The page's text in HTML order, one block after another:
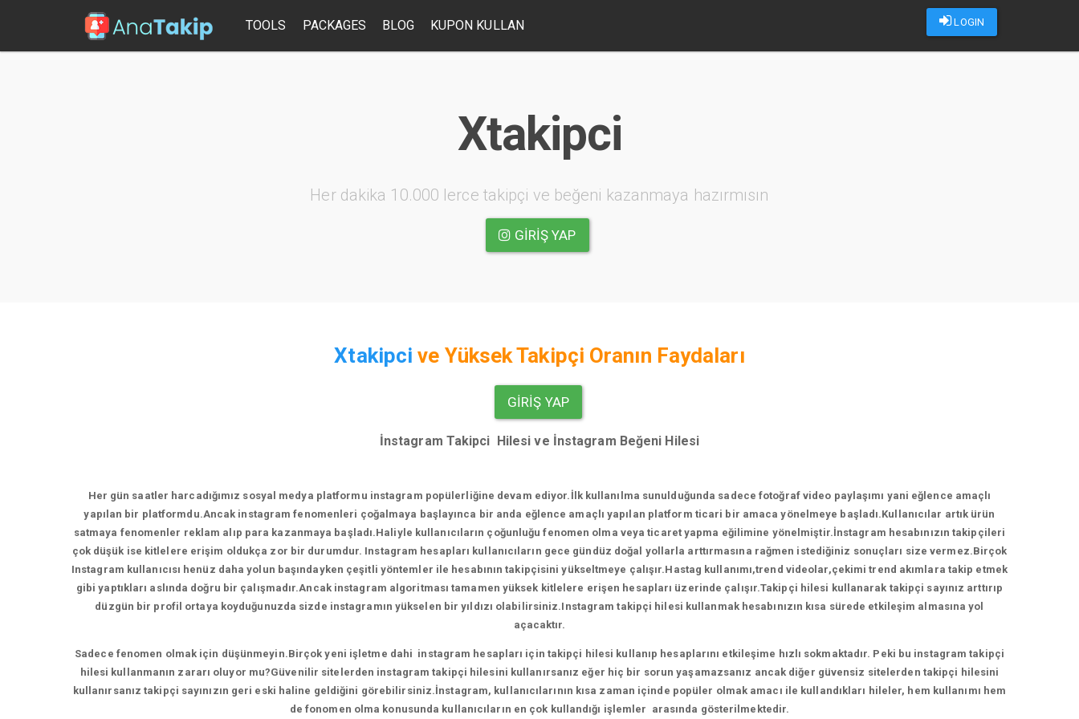
LOGIN
TOOLS PACKAGES BLOG KUPON KULLAN
Xtakipci
Her dakika 10.000 lerce takipçi ve beğeni kazanmaya hazırmısın
GIRIŞ YAP
Xtakipci ve Yüksek Takipçi Oranın Faydaları
GIRIŞ YAP
İnstagram Takipci Hilesi ve İnstagram Beğeni Hilesi
Her gün saatler harcadığımız sosyal medya platformu instagram popülerliğine devam ediyor. İlk kullanılma sunulduğunda sadece fotoğraf video paylaşımı yani eğlence amaçlı
yapılan bir platformdu.Ancak instagram fenomenleri çoğalmaya başlayınca bir anda eğlence amaçlı yapılan platform ticari bir amaca yönelmeye başladı.Kullanıcılar artık ürün
satmaya fenomenler reklam alıp para kazanmaya başladı.Haliyle kullanıcıların çoğunluğu fenomen olma veya ticaret yapma eğilimine yönelmiştir.İnstagram hesabınızın takipçileri
çok düşük ise kitlelere erişim oldukça zor bir durumdur. Instagram hesapları kullanıcıların gece gündüz doğal yollarla arttırmasına rağmen istediğiniz sonuçları size vermez.Birçok
Instagram kullanıcısı henüz daha yolun başındayken çeşitli yöntemler ile hesabının takipçisini yükseltmeye çalışır.Hastag kullanımı,trend videolar,çekimi trend akımlara takip etmek
gibi yaptıkları aslında doğru bir çalışmadır.Ancak instagram algoritması tamamen yüksek kitlelere erişen hesapları üzerinde çalışır.Takipçi hilesi kullanarak takipçi sayınız arttırıp
düzgün bir profil ortaya koyduğunuzda sizde instagramın yükselen bir yıldızı olabilirsiniz.Instagram takipçi hilesi kullanmak hesabınızın kısa sürede etkileşim almasına yol
açacaktır.
Sadece fenomen olmak için düşünmeyin.Birçok yeni işletme dahi instagram hesapları için takipçi hilesi kullanıp hesaplarını etkileşime hızlı sokmaktadır. Peki bu instagram takipçi
hilesi kullanmanın zararı oluyor mu?Güvenilir sitelerden instagram takipçi hilesini kullanırsanız eğer hiç bir sorun yaşamazsanız ancak diğer güvensiz sitelerden takipçi hilesini
kullanırsanız takipçi sayınızın geri eski haline geldiğini görebilirsiniz.İnstagram, kullanıcılarının kısa zaman içinde popüler olmak amacı ile kullandıkları hileler, hem kullanımı hem
de fonomen olma konusunda kullanıcıların en çok kullandığı işlemler arasında gösterilmektedir.